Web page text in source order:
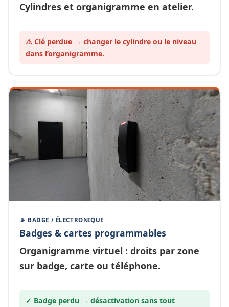
Cylindres et organigramme en atelier.
⚠️ Clé perdue → changer le cylindre ou le niveau
dans l’organigramme.
📡 BADGE / ÉLECTRONIQUE
Badges & cartes programmables
Organigramme virtuel : droits par zone
sur badge, carte ou téléphone.
✓ Badge perdu → désactivation sans tout